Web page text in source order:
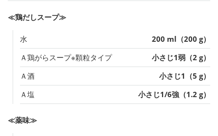
≪鶏だしスープ≫
水
200 ml（200 g）
Ａ鶏がらスープ※顆粒タイプ
小さじ1弱（2 g）
Ａ酒
小さじ1（5 g）
Ａ塩
小さじ1/6強（1.2 g）
≪薬味≫